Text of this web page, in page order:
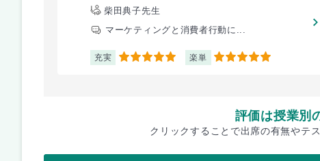
柴田典子先生
マーケティングと消費者行動に...
充実 5 楽単 5
評価は授業別
クリックすることで出席の有無やテ